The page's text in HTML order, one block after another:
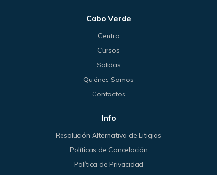
Cabo Verde
Centro
Cursos
Salidas
Quiénes Somos
Contactos
Info
Resolución Alternativa de Litigios
Políticas de Cancelación
Política de Privacidad